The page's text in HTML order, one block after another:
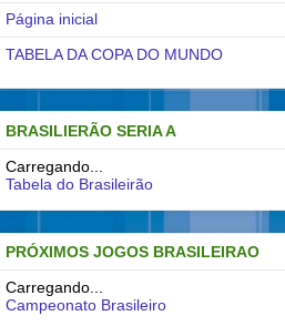
Página inicial
TABELA DA COPA DO MUNDO
BRASILIERÃO SERIA A
Carregando...
Tabela do Brasileirão
PRÓXIMOS JOGOS BRASILEIRAO
Carregando...
Campeonato Brasileiro